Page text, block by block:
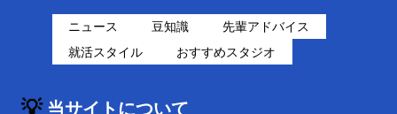
ニュース 豆知識
先輩アドバイス
就活スタイル
おすすめスタジオ
💡 当サイトについて